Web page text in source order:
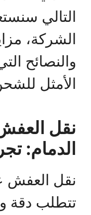
التالي
الشركة،
والنصائح
الأمثل
نقل
الدمام:
نقل العفش
تتطلب دقة